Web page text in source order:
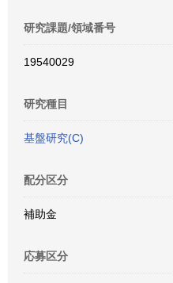
研究課題/領域番号
19540029
研究種目
基盤研究(C)
配分区分
補助金
応募区分